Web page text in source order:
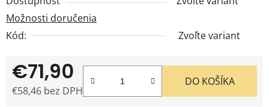
Možnosti doručenia
Kód:
Zvoľte variant
€71,90
€58,46 bez DPH
DO KOŠÍKA